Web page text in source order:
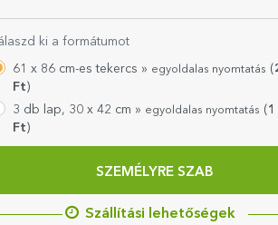
ki a formátumot
61 x 86 cm-es tekercs » egyoldalas nyomtatás (
Ft )
3 db lap, 30 x 42 cm » egyoldalas nyomtatás (
Ft )
SZEMÉLYRE SZAB
Szállítási lehetőségek